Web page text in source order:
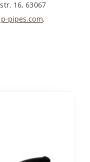
16, 63067
pipes.com,